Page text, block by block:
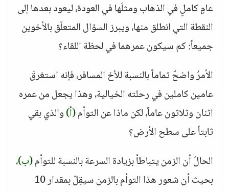
عامٍ كاملٍ في الذهاب ومثلَها في العودة، ليعود بعدها إلى
النقطة التي انطلق منها، ويبرز السؤال المتعلّق بالأخوين
جميعاً: كم سيكون عمرهما في لحظة اللقاء؟
الأمرُ واضحٌ تماماً بالنسبة للأخ المسافر، فإنه استغرقَ
عامين كاملين في رحلته الخيالية، وهذا يجعل من عمره
اثنان وثلاثون عاماً، لكن ماذا عن التوأم(أ)والذي بقي
ثابتاً على سطح الأرض؟
الحالُ أن الزمن يتباطأ بزيادة السرعة بالنسبة للتوأم(ب)،
بحيث أن شعور هذا التوأم بالزمن سيقِلّ بمقدار 10